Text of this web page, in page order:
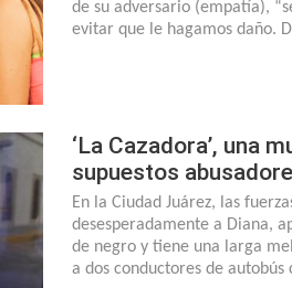
de su adversario (empatía),
evitar que le hagamos daño.
‘La Cazadora’, una
supuestos
En la Ciudad Juárez, las
desesperadamente a Diana,
de negro y tiene una larga
a dos conductores de